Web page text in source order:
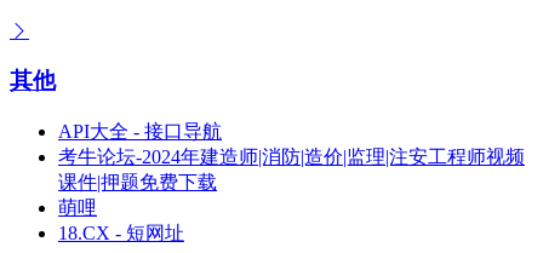
其他
API大全 - 接口导航
考牛论坛-2024年建造师|消防|造价|监理|注安工程师视频
课件|押题免费下载
萌哩
18.CX - 短网址